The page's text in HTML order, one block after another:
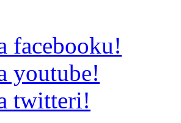
facebooku!
youtube!
twitteri!